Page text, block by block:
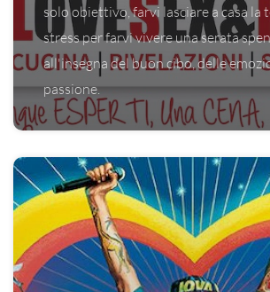
solo obiettivo, farvi lasciare a casa la
stress per farvi vivere una serata
all'insegna del buon cibo, delle
passione.